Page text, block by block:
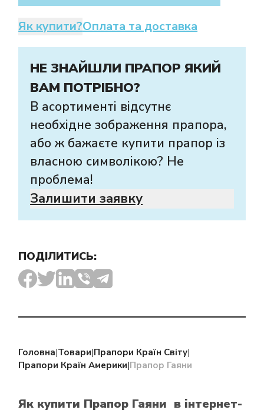
Як купити?Оплата та доставка
НЕ ЗНАЙШЛИ ПРАПОР ЯКИЙ
ВАМ ПОТРІБНО?
В асортименті відсутнє
необхідне зображення прапора,
або ж бажаєте купити прапор із
власною символікою? Не
проблема!
Залишити заявку
ПОДІЛИТИСЬ:
Головна|Товари|Прапори Країн Світу|
Прапори Країн Америки|Прапор Гаяни
Як купити Прапор Гаяни в інтернет-